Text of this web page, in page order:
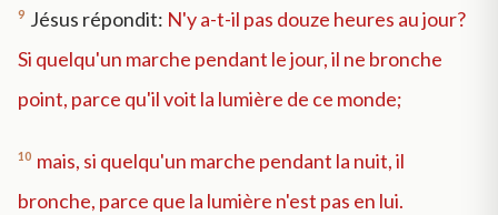
9 Jésus répondit: N'y a-t-il pas douze heures au jour?
Si quelqu'un marche pendant le jour, il ne bronche
point, parce qu'il voit la lumière de ce monde;
10 mais, si quelqu'un marche pendant la nuit, il
bronche, parce que la lumière n'est pas en lui.